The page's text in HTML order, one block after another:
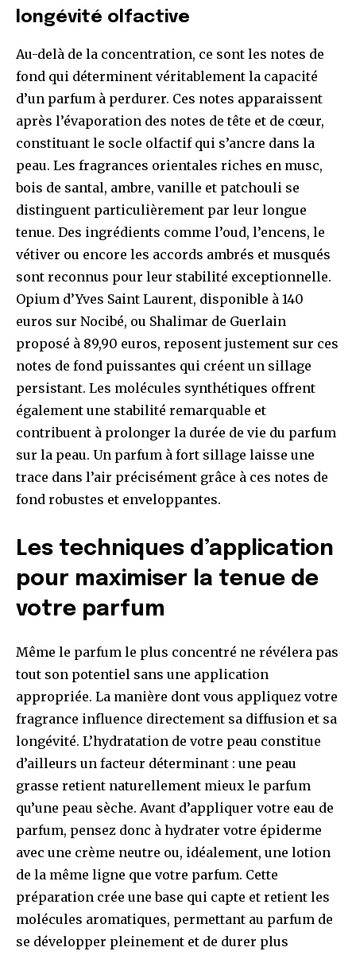
longévité olfactive
Au-delà de la concentration, ce sont les notes de
fond qui déterminent véritablement la capacité
d’un parfum à perdurer. Ces notes apparaissent
après l’évaporation des notes de tête et de cœur,
constituant le socle olfactif qui s’ancre dans la
peau. Les fragrances orientales riches en musc,
bois de santal, ambre, vanille et patchouli se
distinguent particulièrement par leur longue
tenue. Des ingrédients comme l’oud, l’encens, le
vétiver ou encore les accords ambrés et musqués
sont reconnus pour leur stabilité exceptionnelle.
Opium d’Yves Saint Laurent, disponible à 140
euros sur Nocibé, ou Shalimar de Guerlain
proposé à 89,90 euros, reposent justement sur ces
notes de fond puissantes qui créent un sillage
persistant. Les molécules synthétiques offrent
également une stabilité remarquable et
contribuent à prolonger la durée de vie du parfum
sur la peau. Un parfum à fort sillage laisse une
trace dans l’air précisément grâce à ces notes de
fond robustes et enveloppantes.
Les techniques d’application
pour maximiser la tenue de
votre parfum
Même le parfum le plus concentré ne révélera pas
tout son potentiel sans une application
appropriée. La manière dont vous appliquez votre
fragrance influence directement sa diffusion et sa
longévité. L’hydratation de votre peau constitue
d’ailleurs un facteur déterminant : une peau
grasse retient naturellement mieux le parfum
qu’une peau sèche. Avant d’appliquer votre eau de
parfum, pensez donc à hydrater votre épiderme
avec une crème neutre ou, idéalement, une lotion
de la même ligne que votre parfum. Cette
préparation crée une base qui capte et retient les
molécules aromatiques, permettant au parfum de
se développer pleinement et de durer plus